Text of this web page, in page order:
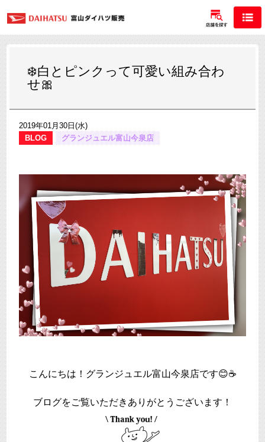
❄️白とピンクって可愛い組み合わ
せ🎀
2019年01月30日(水)
BLOG
グランジュエル富山今泉店
こんにちは！グランジュエル富山今泉店です😊☕️
ブログをご覧いただきありがとうございます！